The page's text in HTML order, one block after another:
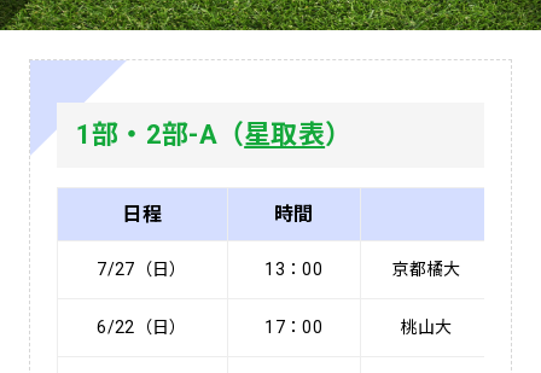
1部・2部-A（星取表）
日程 時間 対
7/27（日） 13：00 京都橘大
6/22（日） 17：00 桃山大